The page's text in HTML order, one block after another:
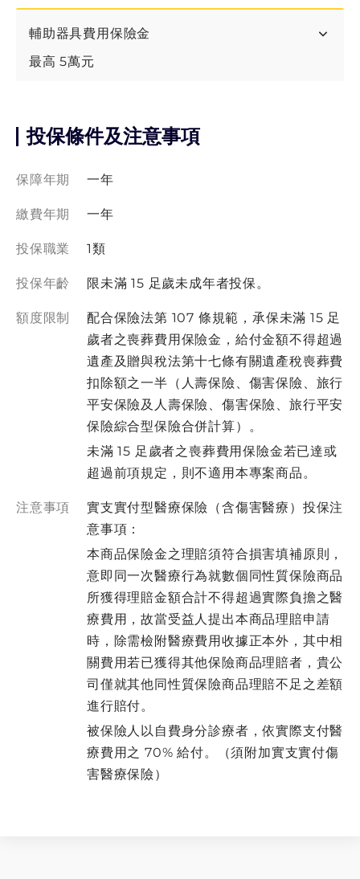
輔助器具費用保險金
最高 5萬元
投保條件及注意事項
保障年期 一年
繳費年期 一年
投保職業 1類
投保年齡 限未滿 15 足歲未成年者投保。
額度限制
配合保險法第 107 條規範，承保未滿 15 足
歲者之喪葬費用保險金，給付金額不得超過
遺產及贈與稅法第十七條有關遺產稅喪葬費
扣除額之一半（人壽保險、傷害保險、旅行
平安保險及人壽保險、傷害保險、旅行平安
保險綜合型保險合併計算）。
未滿 15 足歲者之喪葬費用保險金若已達或
超過前項規定，則不適用本專案商品。
注意事項
實支實付型醫療保險（含傷害醫療）投保注
意事項：
本商品保險金之理賠須符合損害填補原則，
意即同一次醫療行為就數個同性質保險商品
所獲得理賠金額合計不得超過實際負擔之醫
療費用，故當受益人提出本商品理賠申請
時，除需檢附醫療費用收據正本外，其中相
關費用若已獲得其他保險商品理賠者，貴公
司僅就其他同性質保險商品理賠不足之差額
進行賠付。
被保險人以自費身分診療者，依實際支付醫
療費用之 70% 給付。（須附加實支實付傷
害醫療保險）